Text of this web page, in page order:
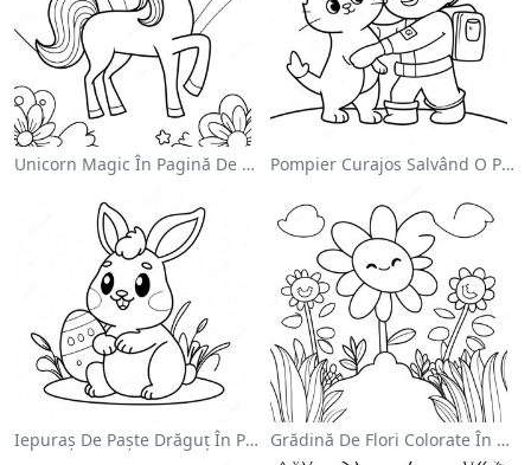
Unicorn Magic În Pagină De Colorat Cu Curcubeu Pompier Curajos Salvând O Pisică - Pagina De Colorat
Iepuraș De Paște Drăguț În Pagină De Colorat Grădină De Flori Colorate În Pagină De Colorat